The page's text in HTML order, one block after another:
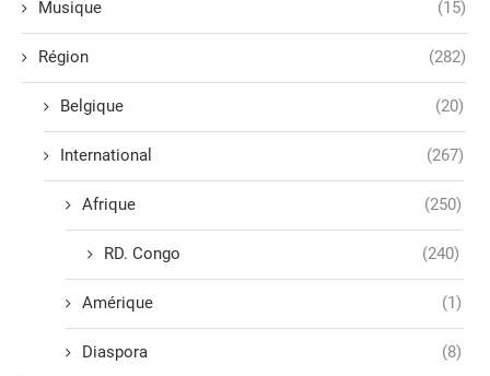
Musique (15)
Région (282)
Belgique (20)
International (267)
Afrique (250)
RD. Congo (240)
Amérique (1)
Diaspora (8)